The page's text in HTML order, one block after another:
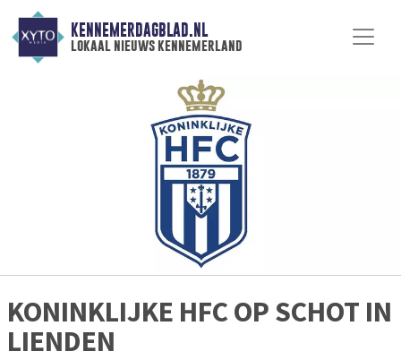
KENNEMERDAGBLAD.NL
lokaal nieuws kennemerland
KONINKLIJKE HFC OP SCHOT IN
LIENDEN